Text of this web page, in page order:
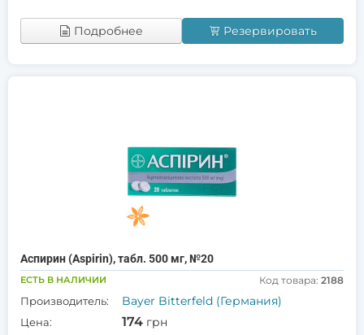
Подробнее Резервировать
Аспирин (Aspirin), табл. 500 мг, №20
ЕСТЬ В НАЛИЧИИ Код товара: 2188
Производитель: Bayer Bitterfeld (Германия)
Цена: 174 грн